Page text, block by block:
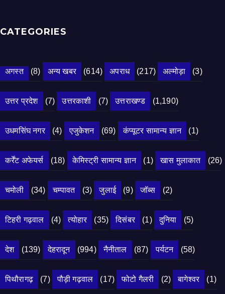
CATEGORIES
अगस्त (8) अन्य खबर (614) अपराध (217) अल्मोड़ा (3)
उत्तर प्रदेश (7) उत्तरकाशी (7) उत्तराखण्ड (1,190)
उधमसिंघ नगर (4) एजुकेशन (69) कंप्यूटर सामान्य ज्ञान (1)
कर्रेंट अफेयर्स (18) केमिस्ट्री सामान्य ज्ञान (1) खास मुलाकात (26)
चमोली (34) चम्पावत (3) जुलाई (9) जॉब्स (2)
टिहरी गढ़वाल (4) त्योहार (35) दिसंबर (1) दुनिया (5)
देश (139) देहरादून (994) नैनीताल (87) पर्यटन (58)
पिथौरागढ़ (7) पौड़ी गढ़वाल (17) फोटो गैलरी (2) बागेश्वर (1)